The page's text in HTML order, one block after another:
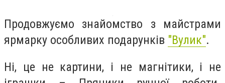
Продовжуємо знайомство з майстрами
ярмарку особливих подарунків "Вулик".
Ні, це не картини, і не магнітики, і не